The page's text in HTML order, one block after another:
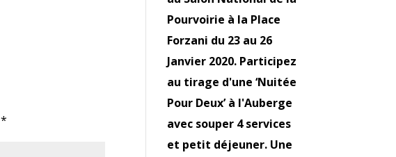
*
Pourvoirie à la Place
Forzani du 23 au 26
Janvier 2020. Participez
au tirage d'une ‘Nuitée
Pour Deux’ à l'Auberge
avec souper 4 services
et petit déjeuner. Une